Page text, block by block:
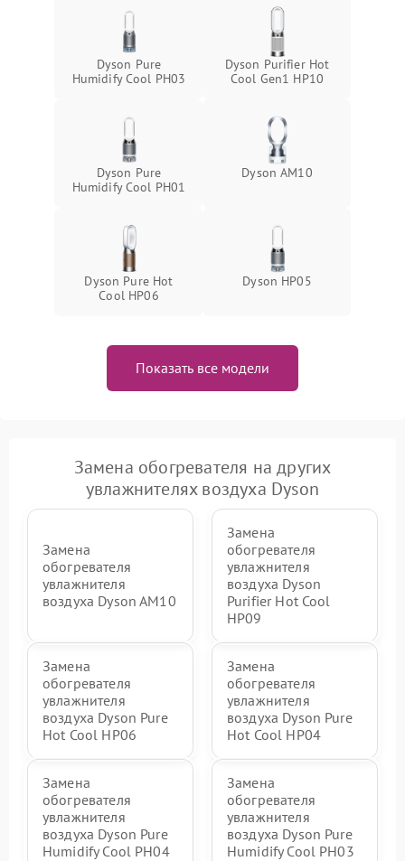
Dyson Pure
Humidify Cool PH03
Dyson Purifier Hot
Cool Gen1 HP10
Dyson Pure
Humidify Cool PH01
Dyson AM10
Dyson Pure Hot
Cool HP06
Dyson HP05
Показать все модели
Замена обогревателя на других
увлажнителях воздуха Dyson
Замена
обогревателя
увлажнителя
воздуха Dyson AM10
Замена
обогревателя
увлажнителя
воздуха Dyson
Purifier Hot Cool
HP09
Замена
обогревателя
увлажнителя
воздуха Dyson Pure
Hot Cool HP06
Замена
обогревателя
увлажнителя
воздуха Dyson Pure
Hot Cool HP04
Замена
обогревателя
увлажнителя
воздуха Dyson Pure
Humidify Cool PH04
Замена
обогревателя
увлажнителя
воздуха Dyson Pure
Humidify Cool PH03